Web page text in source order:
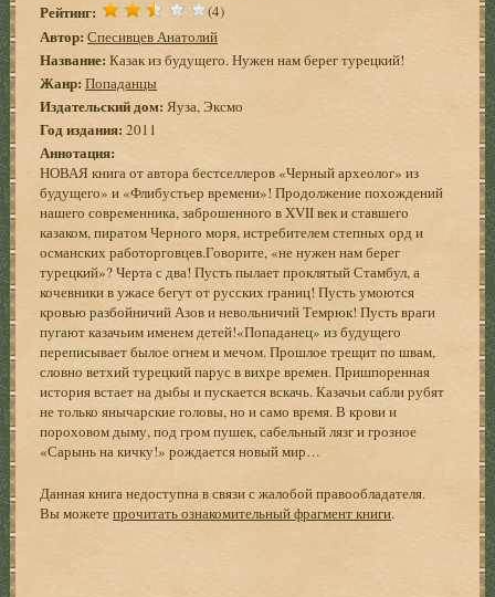
Рейтинг: (4)
Автор: Спесивцев Анатолий
Название: Казак из будущего. Нужен нам берег турецкий!
Жанр: Попаданцы
Издательский дом: Яуза, Эксмо
Год издания: 2011
Аннотация:
НОВАЯ книга от автора бестселлеров «Черный археолог» из
будущего» и «Флибустьер времени»! Продолжение похождений
нашего современника, заброшенного в XVII век и ставшего
казаком, пиратом Черного моря, истребителем степных орд и
османских работорговцев.Говорите, «не нужен нам берег
турецкий»? Черта с два! Пусть пылает проклятый Стамбул, а
кочевники в ужасе бегут от русских границ! Пусть умоются
кровью разбойничий Азов и невольничий Темрюк! Пусть враги
пугают казачьим именем детей!«Попаданец» из будущего
переписывает былое огнем и мечом. Прошлое трещит по швам,
словно ветхий турецкий парус в вихре времен. Пришпоренная
история встает на дыбы и пускается вскачь. Казачьи сабли рубят
не только янычарские головы, но и само время. В крови и
пороховом дыму, под гром пушек, сабельный лязг и грозное
«Сарынь на кичку!» рождается новый мир…
Данная книга недоступна в связи с жалобой правообладателя.
Вы можетепрочитать ознакомительный фрагмент книги.